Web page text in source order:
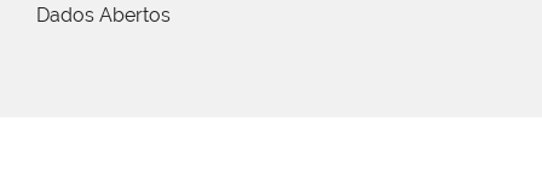
Dados Abertos